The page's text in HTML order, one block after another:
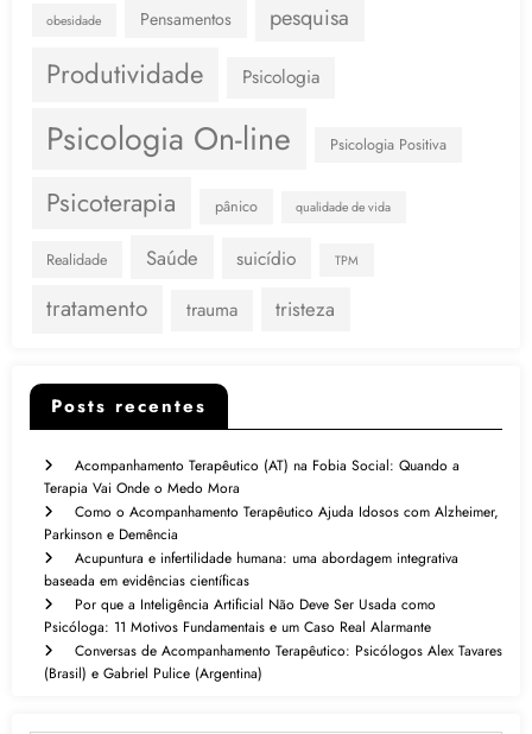
obesidade Pensamentos pesquisa
Produtividade Psicologia
Psicologia On-line Psicologia Positiva
Psicoterapia pânico qualidade de vida
Realidade Saúde suicídio TPM
tratamento trauma tristeza
Posts recentes
Acompanhamento Terapêutico (AT) na Fobia Social: Quando a
Terapia Vai Onde o Medo Mora
Como o Acompanhamento Terapêutico Ajuda Idosos com Alzheimer,
Parkinson e Demência
Acupuntura e infertilidade humana: uma abordagem integrativa
baseada em evidências científicas
Por que a Inteligência Artificial Não Deve Ser Usada como
Psicóloga: 11 Motivos Fundamentais e um Caso Real Alarmante
Conversas de Acompanhamento Terapêutico: Psicólogos Alex Tavares
(Brasil) e Gabriel Pulice (Argentina)